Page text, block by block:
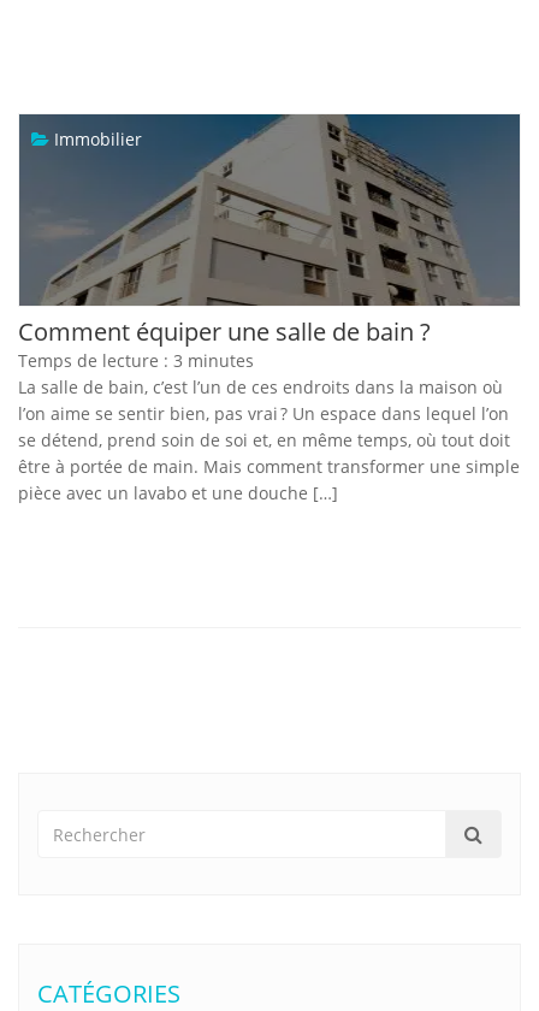
Immobilier
Comment équiper une salle de bain ?
Temps de lecture : 3 minutes
La salle de bain, c’est l’un de ces endroits dans la maison où
l’on aime se sentir bien, pas vrai ? Un espace dans lequel l’on
se détend, prend soin de soi et, en même temps, où tout doit
être à portée de main. Mais comment transformer une simple
pièce avec un lavabo et une douche […]
CATÉGORIES